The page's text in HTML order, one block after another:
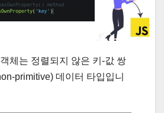
체는 정렬되지 않은 키-값 쌍
primitive) 데이터 타입입니